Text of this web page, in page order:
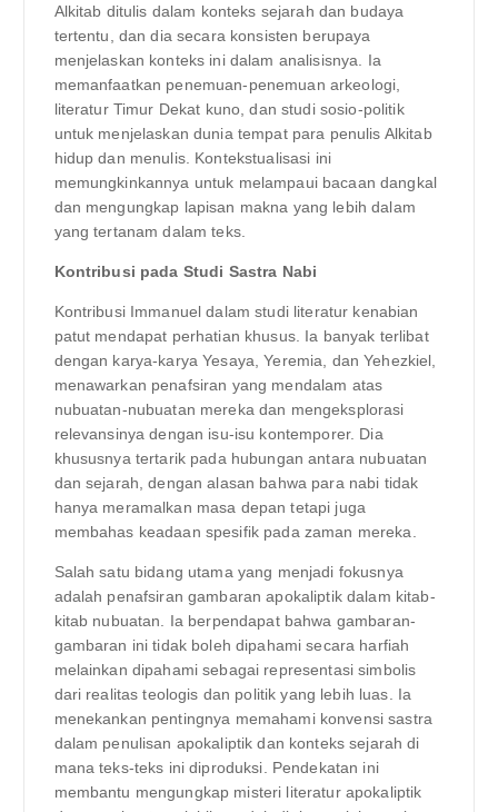
Alkitab ditulis dalam konteks sejarah dan budaya
tertentu, dan dia secara konsisten berupaya
menjelaskan konteks ini dalam analisisnya. Ia
memanfaatkan penemuan-penemuan arkeologi,
literatur Timur Dekat kuno, dan studi sosio-politik
untuk menjelaskan dunia tempat para penulis Alkitab
hidup dan menulis. Kontekstualisasi ini
memungkinkannya untuk melampaui bacaan dangkal
dan mengungkap lapisan makna yang lebih dalam
yang tertanam dalam teks.
Kontribusi pada Studi Sastra Nabi
Kontribusi Immanuel dalam studi literatur kenabian
patut mendapat perhatian khusus. Ia banyak terlibat
dengan karya-karya Yesaya, Yeremia, dan Yehezkiel,
menawarkan penafsiran yang mendalam atas
nubuatan-nubuatan mereka dan mengeksplorasi
relevansinya dengan isu-isu kontemporer. Dia
khususnya tertarik pada hubungan antara nubuatan
dan sejarah, dengan alasan bahwa para nabi tidak
hanya meramalkan masa depan tetapi juga
membahas keadaan spesifik pada zaman mereka.
Salah satu bidang utama yang menjadi fokusnya
adalah penafsiran gambaran apokaliptik dalam kitab-
kitab nubuatan. Ia berpendapat bahwa gambaran-
gambaran ini tidak boleh dipahami secara harfiah
melainkan dipahami sebagai representasi simbolis
dari realitas teologis dan politik yang lebih luas. Ia
menekankan pentingnya memahami konvensi sastra
dalam penulisan apokaliptik dan konteks sejarah di
mana teks-teks ini diproduksi. Pendekatan ini
membantu mengungkap misteri literatur apokaliptik